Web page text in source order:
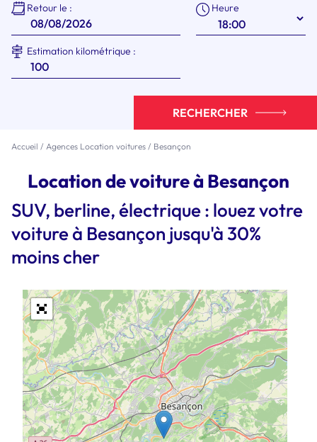
Retour le : Heure
Estimation kilométrique :
RECHERCHER
Accueil / Agences Location voitures / Besançon
Location de voiture à Besançon
SUV, berline, électrique : louez votre
voiture à Besançon jusqu'à 30%
moins cher